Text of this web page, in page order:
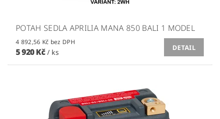
POTAH SEDLA APRILIA MANA 850 BALI 1 MODEL
4 892,56 Kč bez DPH
5 920 Kč / ks
DETAIL